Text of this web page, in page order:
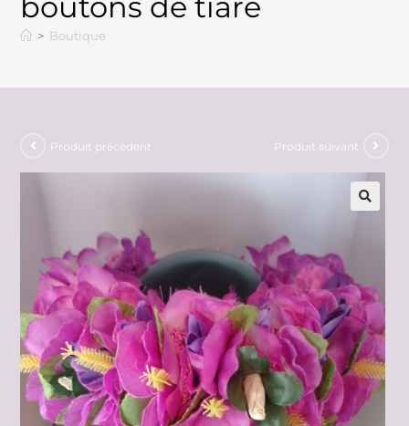
> Boutique
Produit précédent Produit suivant